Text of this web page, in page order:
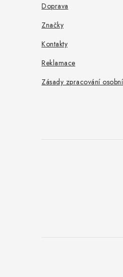
Doprava
Značky
Kontakty
Reklamace
Zásady zpracování